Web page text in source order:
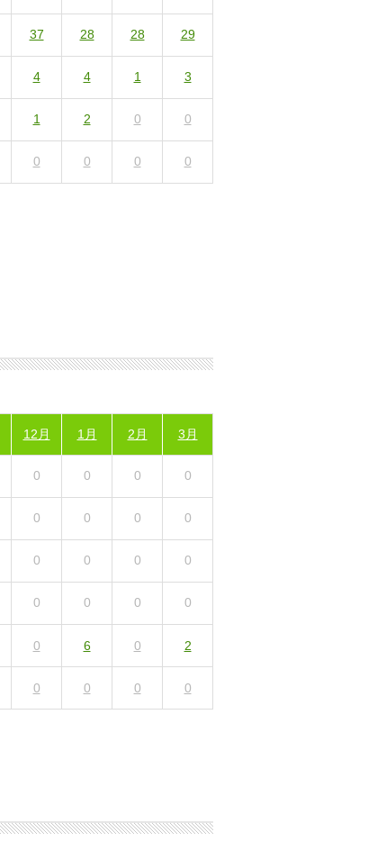
37 28 28 29
4 4 1 3
1 2 0 0
0 0 0 0
12月 1月 2月 3月
0 0 0 0
0 0 0 0
0 0 0 0
0 0 0 0
0 6 0 2
0 0 0 0